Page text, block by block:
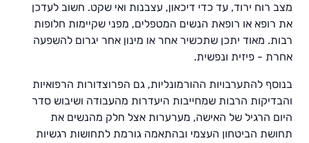
מצב רוח ירוד, עד כדי דיכאון, עצבנות ואי שקט. חשוב לעדכן
את רופא או רופאת הנשים המטפלים, מפני שקיימות חלופות
רבות. מאוד יתכן שתכשיר אחר או מינון אחר יגרום להשפעה
אחרת - פיזית ונפשית.
בנוסף להתערבויות ההורמונליות, גם הפרוצדורות הרפואיות
והבדיקות הרבות שמחייבות היעדרות מהעבודה ושיבוש סדר
היום הרגיל של האישה, מערערות אצל חלק מהנשים את
תחושת הביטחון העצמי ובהתאמה גורמת לתחושות רגשיות